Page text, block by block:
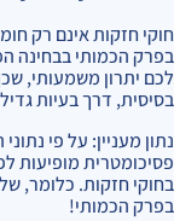
חוקי חזקות אינם רק
בפרק הכמותי בבחינה
לכם יתרון משמעותי,
בסיסית, דרך בעיות
נתון מעניין: על פי
בפרק הכמותי!